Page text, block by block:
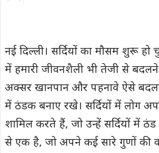
नई दिल्ली। सर्दियों का मौसम शुरू
में हमारी जीवनशैली भी तेजी से
अक्सर खानपान और पहनावे ऐसे
में ठंडक बनाए रखे। सर्दियों में लोग
शामिल करते हैं, जो उन्हें सर्दियों में
से एक है, जो अपने कई सारे गुणों की